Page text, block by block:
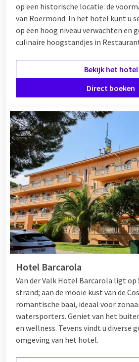
op een historische locatie: de
van Roermond. In het hotel kunt u
op een hoog niveau verwachten en
culinaire hoogstandjes in
Bekijk het hotel
Direct boeken
Hotel Barcarola
Van der Valk Hotel Barcarola ligt op
strand; aan de mooie kust van de
romantische baai, ideaal voor
watersporters. Geniet van het
en wellness. Tevens vindt u diverse
omgeving van het hotel.